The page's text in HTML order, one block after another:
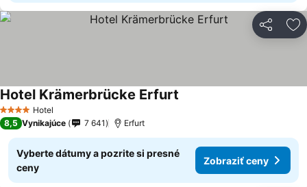
Zdieľať
4 Počet hviezdičiek
Hotel
Hotel Krämerbrücke Erfurt
8,5 Vynikajúce 7 641 Erfurt
Vyberte dátumy a pozrite si presné
ceny
Zobraziť ceny